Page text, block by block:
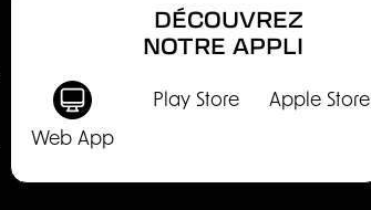
DÉCOUVREZ
NOTRE APPLI
Web App
Play Store Apple Store